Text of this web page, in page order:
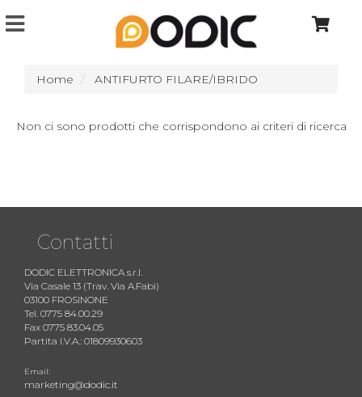
Home ANTIFURTO FILARE/IBRIDO
Non ci sono prodotti che corrispondono ai criteri di ricerca
Contatti
DODIC ELETTRONICA s.r.l.
Via Casale 13 (Trav. Via A.Fabi)
03100 FROSINONE
Tel. 0775 84.00.29
Fax 0775 83.04.05
Partita I.V.A.: 01809930603
Email:
marketing@dodic.it